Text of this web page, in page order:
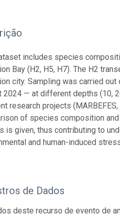
includes species
Bay (H2, H5, H7). The H2
city. Sampling was carried
2024 — at different depths (10,
research projects
of species composition
is given, thus contributing to
and human-induced
de Dados
deste recurso de evento de